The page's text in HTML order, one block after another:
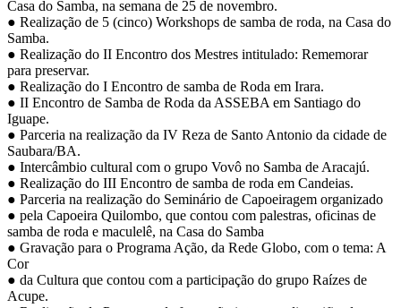
Casa do Samba, na semana de 25 de novembro.
● Realização de 5 (cinco) Workshops de samba de roda, na Casa do
Samba.
● Realização do II Encontro dos Mestres intitulado: Rememorar
para preservar.
● Realização do I Encontro de samba de Roda em Irara.
● II Encontro de Samba de Roda da ASSEBA em Santiago do
Iguape.
● Parceria na realização da IV Reza de Santo Antonio da cidade de
Saubara/BA.
● Intercâmbio cultural com o grupo Vovô no Samba de Aracajú.
● Realização do III Encontro de samba de roda em Candeias.
● Parceria na realização do Seminário de Capoeiragem organizado
● pela Capoeira Quilombo, que contou com palestras, oficinas de
samba de roda e maculelê, na Casa do Samba
● Gravação para o Programa Ação, da Rede Globo, com o tema: A
Cor
● da Cultura que contou com a participação do grupo Raízes de
Acupe.